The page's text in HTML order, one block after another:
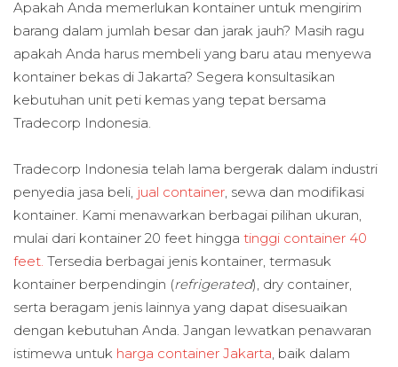
Apakah Anda memerlukan kontainer untuk mengirim
barang dalam jumlah besar dan jarak jauh? Masih ragu
apakah Anda harus membeli yang baru atau menyewa
kontainer bekas di Jakarta? Segera konsultasikan
kebutuhan unit peti kemas yang tepat bersama
Tradecorp Indonesia.
Tradecorp Indonesia telah lama bergerak dalam industri
penyedia jasa beli, jual container, sewa dan modifikasi
kontainer. Kami menawarkan berbagai pilihan ukuran,
mulai dari kontainer 20 feet hingga tinggi container 40
feet. Tersedia berbagai jenis kontainer, termasuk
kontainer berpendingin (refrigerated), dry container,
serta beragam jenis lainnya yang dapat disesuaikan
dengan kebutuhan Anda. Jangan lewatkan penawaran
istimewa untuk harga container Jakarta, baik dalam